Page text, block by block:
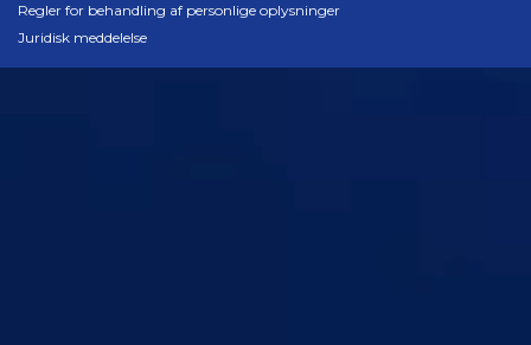
Regler for behandling af personlige oplysninger
Juridisk meddelelse